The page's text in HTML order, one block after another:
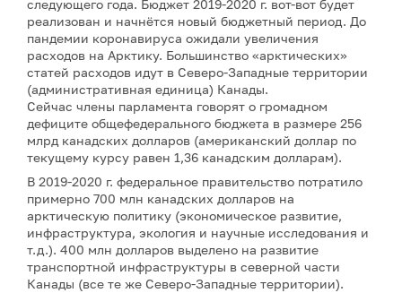
следующего года. Бюджет 2019-2020 г. вот-вот будет
реализован и начнётся новый бюджетный период. До
пандемии коронавируса ожидали увеличения
расходов на Арктику. Большинство «арктических»
статей расходов идут в Северо-Западные территории
(административная единица) Канады.
Сейчас члены парламента говорят о громадном
дефиците общефедерального бюджета в размере 256
млрд канадских долларов (американский доллар по
текущему курсу равен 1,36 канадским долларам).
В 2019-2020 г. федеральное правительство потратило
примерно 700 млн канадских долларов на
арктическую политику (экономическое развитие,
инфраструктура, экология и научные исследования и
т.д.). 400 млн долларов выделено на развитие
транспортной инфраструктуры в северной части
Канады (все те же Северо-Западные территории).